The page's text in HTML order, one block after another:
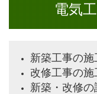
電気
新築工事の施
改修工事の施
新築・改修の